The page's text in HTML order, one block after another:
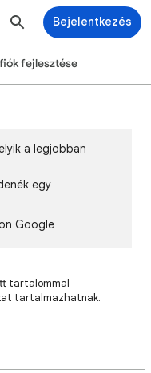
Bejelentkezés
fejlesztése
a legjobban
egy
Google
tartalommal
tartalmazhatnak.